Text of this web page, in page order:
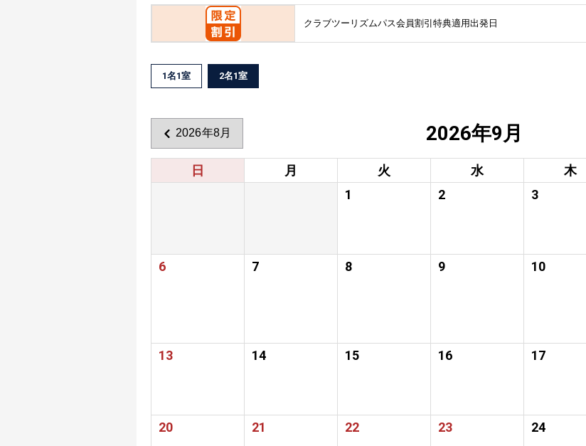
クラブツーリズムパス会員割引特典適用出発日
1名1室 2名1室
2026年8月 2026年9月
日 月 火 水 木
1
2 3
6 7 8 9 10
13 14 15 16 17
20 21 22 23 24